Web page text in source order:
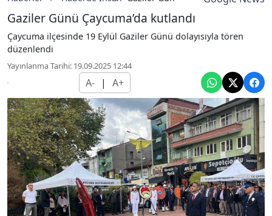
Gaziler Günü Çaycuma’da kutlandı
Çaycuma ilçesinde 19 Eylül Gaziler Günü dolayısıyla tören
düzenlendi
Yayınlanma Tarihi: 19.09.2025 12:44
A- | A+